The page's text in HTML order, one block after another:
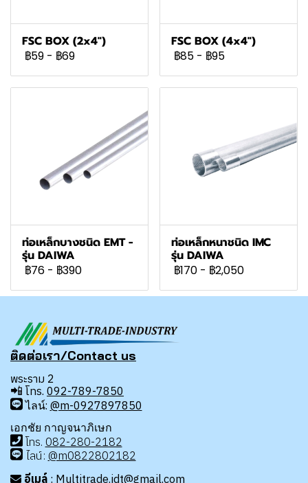
FSC BOX (2x4")
฿59 - ฿69
FSC BOX (4x4")
฿85 - ฿95
ท่อเหล็กบางชนิด EMT -
รุ่น DAIWA
฿76 - ฿390
ท่อเหล็กหนาชนิด IMC
รุ่น DAIWA
฿170 - ฿2,050
ติดต่อเรา/Contact us
พระราม 2
📲 โทร. 092-789-7850
ไลน์: @m-0927897850
เอกชัย กาญจนาภิเษก
โทร. 082-280-2182
ไลน์: @m0822802182
อีเมล์ : Multitrade.idt@gmail.com